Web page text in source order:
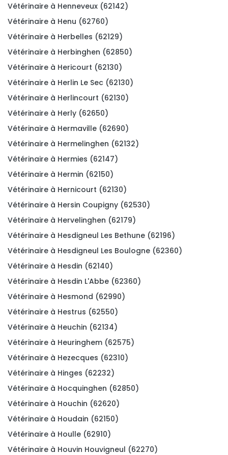
Vétérinaire à Henneveux (62142)
Vétérinaire à Henu (62760)
Vétérinaire à Herbelles (62129)
Vétérinaire à Herbinghen (62850)
Vétérinaire à Hericourt (62130)
Vétérinaire à Herlin Le Sec (62130)
Vétérinaire à Herlincourt (62130)
Vétérinaire à Herly (62650)
Vétérinaire à Hermaville (62690)
Vétérinaire à Hermelinghen (62132)
Vétérinaire à Hermies (62147)
Vétérinaire à Hermin (62150)
Vétérinaire à Hernicourt (62130)
Vétérinaire à Hersin Coupigny (62530)
Vétérinaire à Hervelinghen (62179)
Vétérinaire à Hesdigneul Les Bethune (62196)
Vétérinaire à Hesdigneul Les Boulogne (62360)
Vétérinaire à Hesdin (62140)
Vétérinaire à Hesdin L'Abbe (62360)
Vétérinaire à Hesmond (62990)
Vétérinaire à Hestrus (62550)
Vétérinaire à Heuchin (62134)
Vétérinaire à Heuringhem (62575)
Vétérinaire à Hezecques (62310)
Vétérinaire à Hinges (62232)
Vétérinaire à Hocquinghen (62850)
Vétérinaire à Houchin (62620)
Vétérinaire à Houdain (62150)
Vétérinaire à Houlle (62910)
Vétérinaire à Houvin Houvigneul (62270)